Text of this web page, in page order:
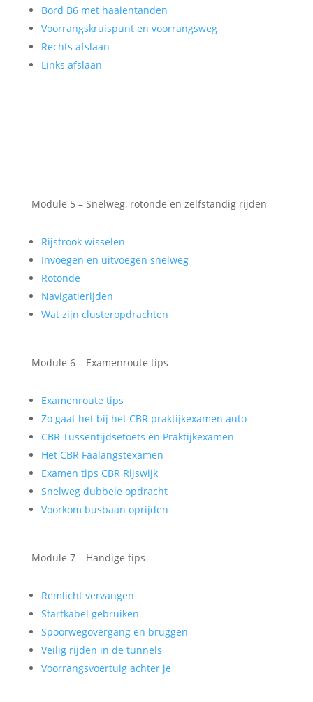
Bord B6 met haaientanden
Voorrangskruispunt en voorrangsweg
Rechts afslaan
Links afslaan
Module 5 – Snelweg, rotonde en zelfstandig rijden
Rijstrook wisselen
Invoegen en uitvoegen snelweg
Rotonde
Navigatierijden
Wat zijn clusteropdrachten
Module 6 – Examenroute tips
Examenroute tips
Zo gaat het bij het CBR praktijkexamen auto
CBR Tussentijdsetoets en Praktijkexamen
Het CBR Faalangstexamen
Examen tips CBR Rijswijk
Snelweg dubbele opdracht
Voorkom busbaan oprijden
Module 7 – Handige tips
Remlicht vervangen
Startkabel gebruiken
Spoorwegovergang en bruggen
Veilig rijden in de tunnels
Voorrangsvoertuig achter je